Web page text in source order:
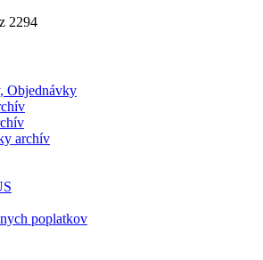
z 2294
Objednávky
archív
poplatkov